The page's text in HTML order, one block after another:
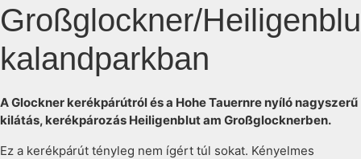
Großglockner/
kalandparkban
A Glockner kerékpárútról és a Hohe Tauernre nyíló nagyszerű
kilátás, kerékpározás Heiligenblut am Großglocknerben.
Ez a kerékpárút tényleg nem ígért túl sokat. Kényelmes